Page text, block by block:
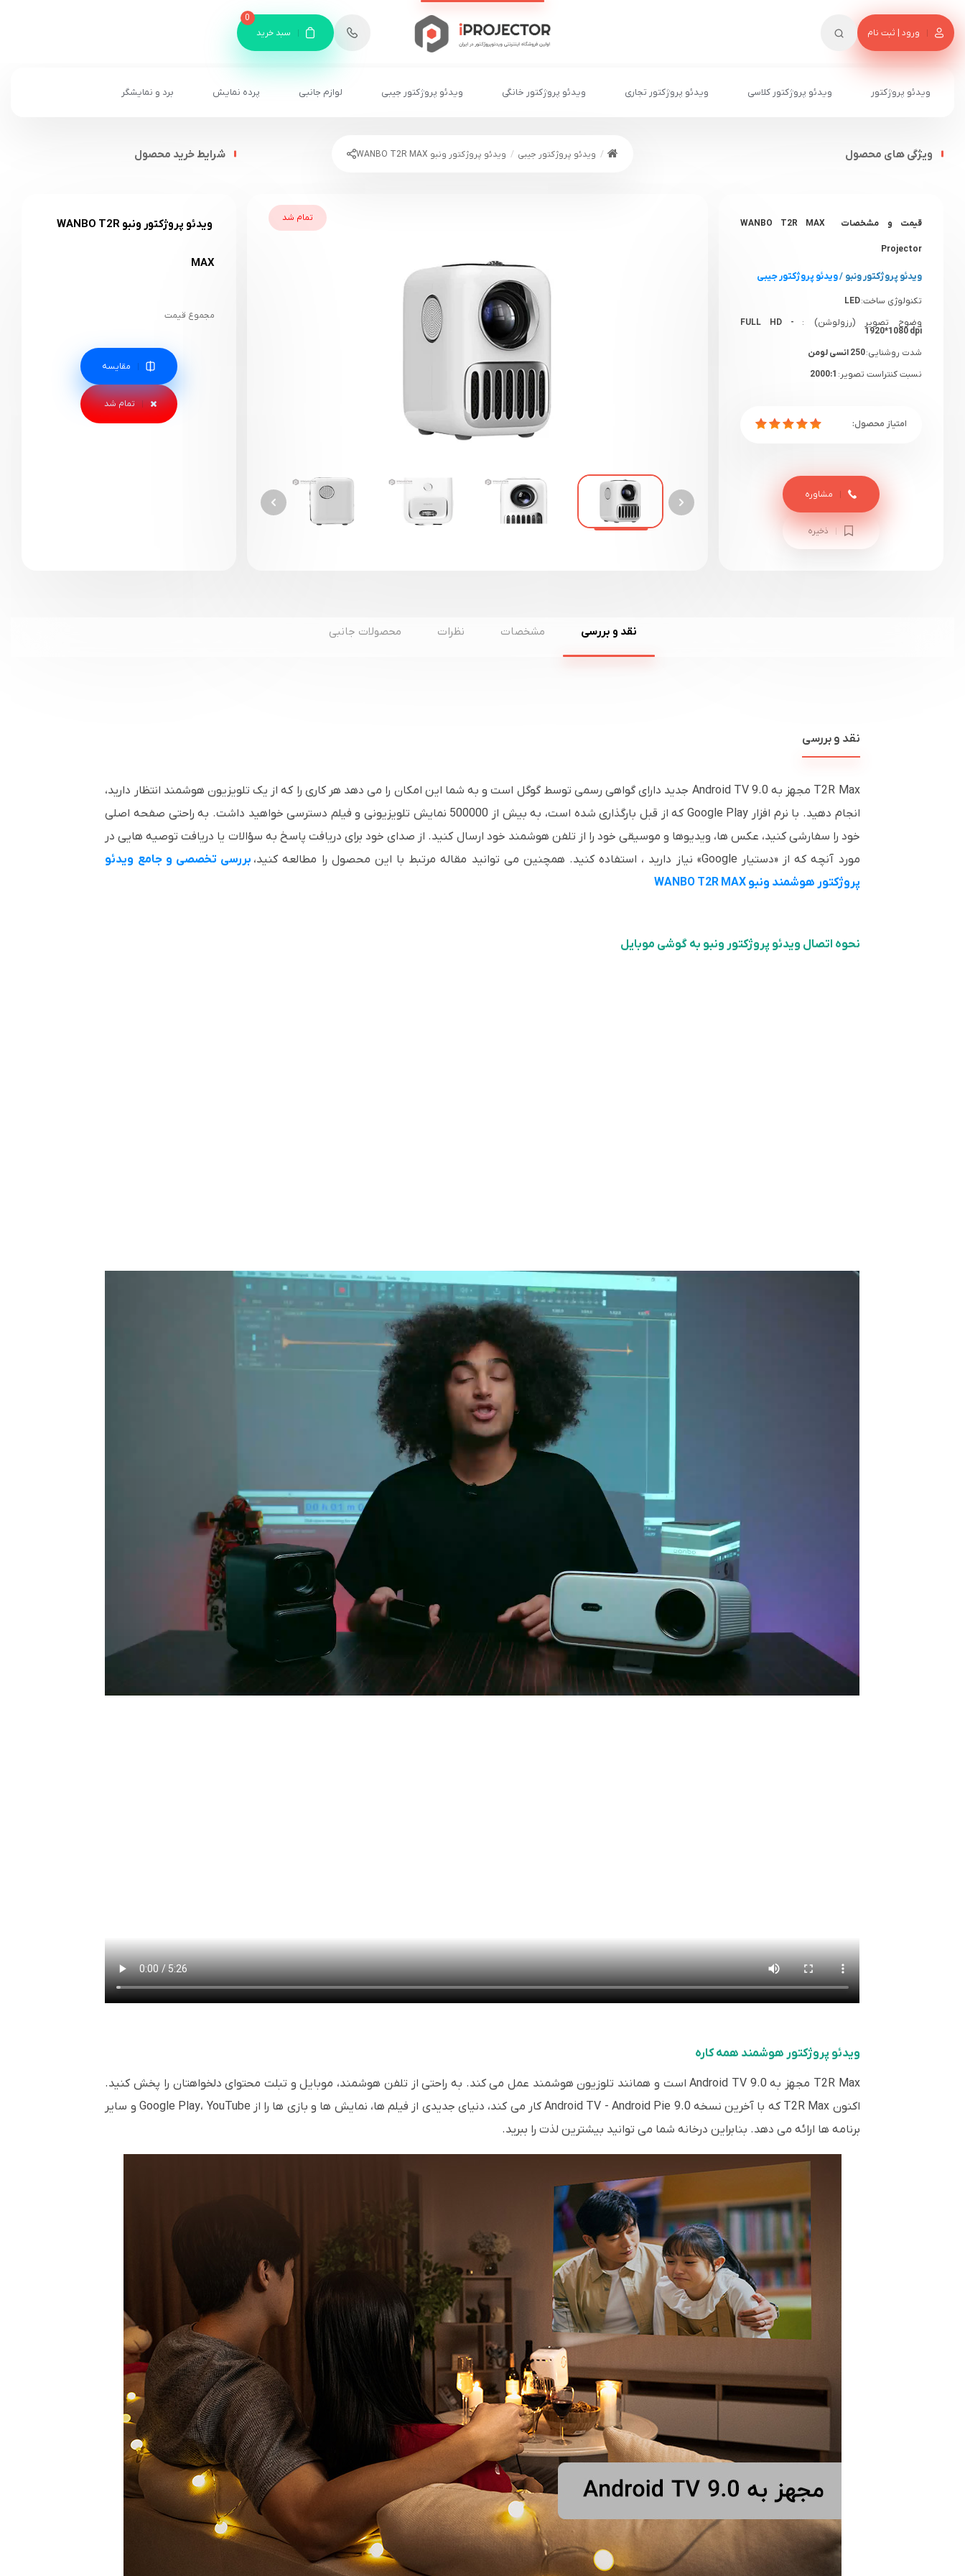
ورود | ثبت نام
8
سبد خرید
0
ویدئو پروژکتور ویدئو پروژکتور کلاسی ویدئو پروژکتور تجاری ویدئو پروژکتور خانگی ویدئو پروژکتور جیبی لوازم جانبی پرده نمایش برد و نمایشگر
ویدئو پروژکتور جیبی ویدئو پروژکتور ونبو WANBO T2R MAX
تمام شد
شرایط خرید محصول
ویدئو پروژکتور ونبو WANBO T2R
MAX
مجموع قیمت
مقایسه
ویژگی های محصول
قیمت و مشخصات WANBO T2R MAX
Projector
ویدئو پروژکتور ونبو /ویدئو پروژکتور جیبی
تکنولوژی ساخت:LED
وضوح تصویر (رزولوشن) :
FULL HD -
1920*1080 dpi
شدت روشنایی:250 انسی لومن
نسبت کنتراست تصویر:
ذخیره
مشاوره
نقد و بررسی مشخصات نظرات محصولات جانبی
نقد و بررسی
T2R Max مجهز به Android TV 9.0 جدید دارای گواهی رسمی توسط گوگل است و به شما این امکان را می دهد هر کاری را که از یک تلویزیون هوشمند انتظار دارید،
انجام دهید. با نرم افزار Google Play که از قبل بارگذاری شده است، به بیش از 500000 نمایش تلویزیونی و فیلم دسترسی خواهید داشت. به راحتی صفحه اصلی
خود را سفارشی کنید، عکس ها، ویدیوها و موسیقی خود را از تلفن هوشمند خود ارسال کنید. از صدای خود برای دریافت پاسخ به سؤالات یا دریافت توصیه هایی در
مورد آنچه که از «دستیار Google» نیاز دارید ، استفاده کنید. همچنین می توانید مقاله مرتبط با این محصول را مطالعه کنید،
بررسی تخصصی و جامع ویدئو
پروژکتور هوشمند ونبو WANBO T2R MAX
نحوه اتصال ویدئو پروژکتور ونبو به گوشی موبایل
ویدئو پروژکتور هوشمند همه کاره
T2R Max مجهز به Android TV 9.0 است و همانند تلوزیون هوشمند عمل می کند. به راحتی از تلفن هوشمند، موبایل و تبلت محتوای دلخواهتان را پخش کنید.
اکنون T2R Max که با آخرین نسخه Android TV - Android Pie 9.0 کار می کند، دنیای جدیدی از فیلم ها، نمایش ها و بازی ها را از Google Play، YouTube و سایر
برنامه ها ارائه می دهد. بنابراین درخانه شما می توانید بیشترین لذت را ببرید.